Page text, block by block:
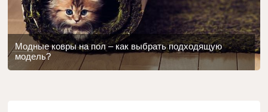
Модные ковры на пол – как выбрать подходящую
модель?